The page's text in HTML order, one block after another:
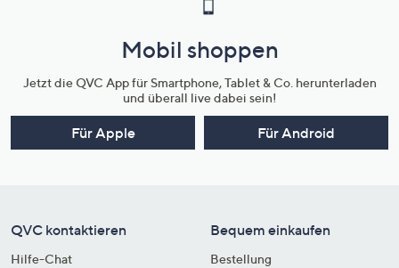
Mobil shoppen
Jetzt die QVC App für Smartphone, Tablet & Co. herunterladen
und überall live dabei sein!
Für Apple Für Android
QVC kontaktieren
Hilfe-Chat
Bequem einkaufen
Bestellung